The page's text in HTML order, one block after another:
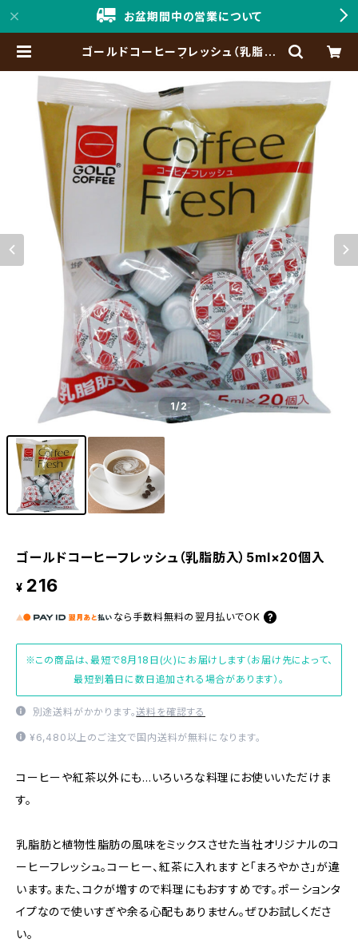
お盆期間中の営業について
ゴールドコーヒーフレッシュ（乳脂肪
1/2
ゴールドコーヒーフレッシュ（乳脂肪入）5ml×20個入
¥ 216
なら 手数料無料の 翌月払いでOK
※この商品は、最短で8月18日(火)にお届けします（お届け先によって、
最短到着日に数日追加される場合があります）。
別途送料がかかります。送料を確認する
¥6,480以上のご注文で国内送料が無料になります。
コーヒーや紅茶以外にも…いろいろな料理にお使いいただけま
す。
乳脂肪と植物性脂肪の風味をミックスさせた当社オリジナルのコ
ーヒーフレッシュ。コーヒー、紅茶に入れますと「まろやかさ」が違
います。また、コクが増すので料理にもおすすめです。ポーションタ
イプなので使いすぎや余る心配もありません。ぜひお試しくださ
い。